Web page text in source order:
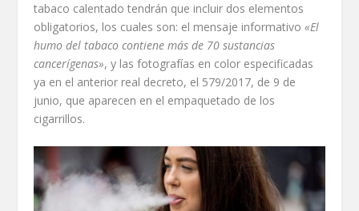
tabaco calentado tendrán que incluir dos elementos
obligatorios, los cuales son: el mensaje informativo«El
humo del tabaco contiene más de 70 sustancias
cancerígenas», y las fotografías en color especificadas
ya en el anterior real decreto, el 579/2017, de 9 de
junio, que aparecen en el empaquetado de los
cigarrillos.